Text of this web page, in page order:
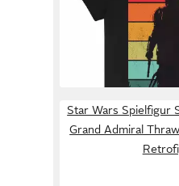
lieferbar - in 2-3
Star Wars Spielfigur
Grand Admiral